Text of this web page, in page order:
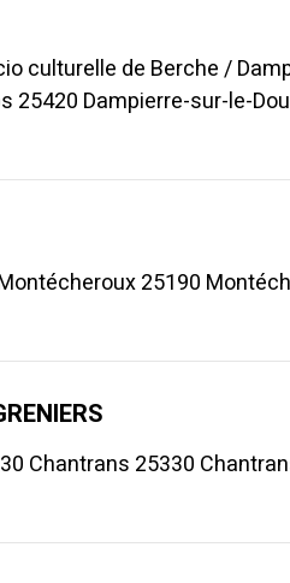
culturelle de Berche /
25420 Dampierre-sur-le-
25190
Chantrans 25330